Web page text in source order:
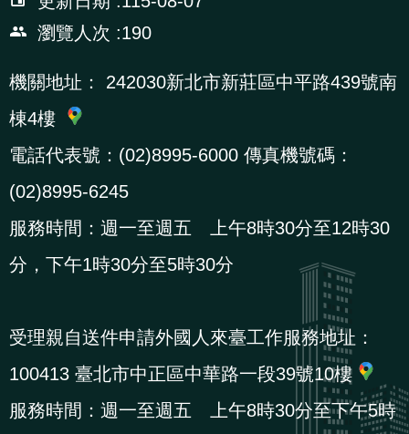
相
連
結
網
站
覽
民
意
箱
文
字
服
統
計
訊
E
n
l
s
回
首
R
S
隱
瀏覽人次
190
機關地址：
242030新北市新莊區中平路439號南
棟4樓
電話代表號：(02)8995-6000 傳真機號碼：
(02)8995-6245
服務時間：週一至週五 上午8時30分至12時30
分，下午1時30分至5時30分
受理親自送件申請外國人來臺工作服務地址：
100413 臺北市中正區中華路一段39號10樓
服務時間：週一至週五 上午8時30分至下午5時